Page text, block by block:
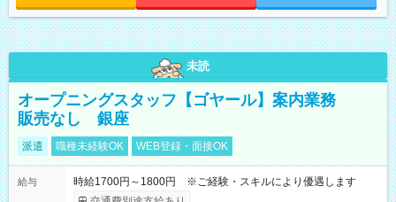
未読
オープニングスタッフ【ゴヤール】案内業務
販売なし 銀座
派遣 職種未経験OK WEB登録・面接OK
給与
時給1700円～1800円 ※ご経験・スキルにより優遇します